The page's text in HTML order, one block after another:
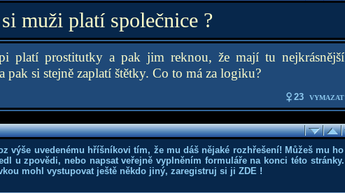
muži platí společnice ?
platí prostitutky a pak jim reknou, že mají tu nejkrásnější
si stejně zaplatí štětky. Co to má za logiku?
23 VYMAZAT
výše uvedenému hříšníkovi tím, že mu dáš nějaké rozhřešení! Můžeš mu ho
u zpovědi, nebo napsat veřejně vyplněním formuláře na konci této stránky.
mohl vystupovat ještě někdo jiný, zaregistruj si ji ZDE!